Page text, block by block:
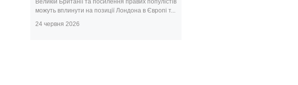
Великій Британії та посилення правих популістів
можуть вплинути на позиції Лондона в Європі т...
24 червня 2026